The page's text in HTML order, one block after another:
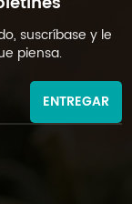
suscríbase y le
piensa.
ENTREGAR